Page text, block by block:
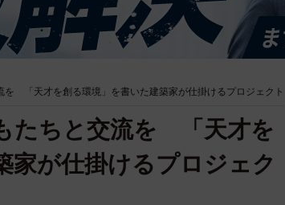
を 「天才を創る環境」を書いた建築家が仕掛けるプロジェクト
たちと交流を 「天才を
家が仕掛けるプロジェク